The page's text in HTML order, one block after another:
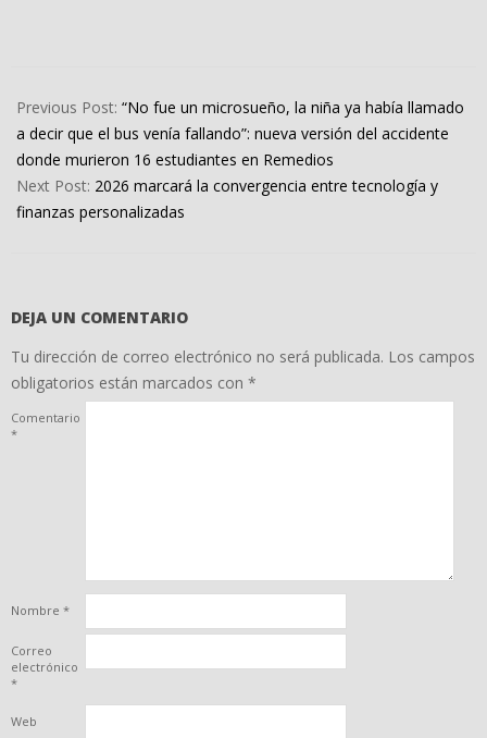
12-
15
Previous Post: “No fue un microsueño, la niña ya había llamado
a decir que el bus venía fallando”: nueva versión del accidente
donde murieron 16 estudiantes en Remedios
Next Post: 2026 marcará la convergencia entre tecnología y
finanzas personalizadas
DEJA UN COMENTARIO
Tu dirección de correo electrónico no será publicada. Los campos
obligatorios están marcados con *
Comentario
*
Nombre *
Correo
electrónico
*
Web